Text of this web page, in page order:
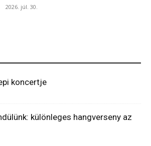
2026. júl. 30.
koncertje
különleges hangverseny az